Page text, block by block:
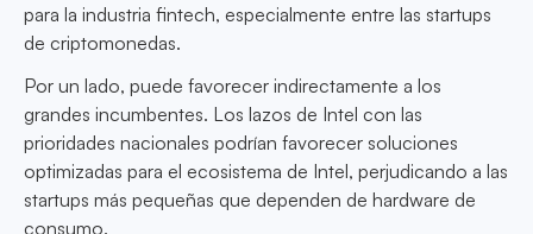
para la industria fintech, especialmente entre las startups
de criptomonedas.
Por un lado, puede favorecer indirectamente a los
grandes incumbentes. Los lazos de Intel con las
prioridades nacionales podrían favorecer soluciones
optimizadas para el ecosistema de Intel, perjudicando a las
startups más pequeñas que dependen de hardware de
consumo.